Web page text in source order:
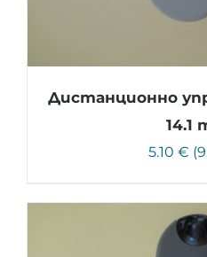
Дистанционно
14.1
5.10 €